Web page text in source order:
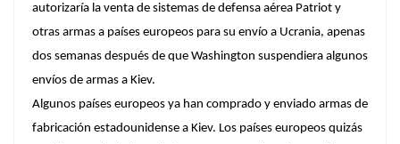
autorizaría la venta de sistemas de defensa aérea Patriot y
otras armas a países europeos para su envío a Ucrania, apenas
dos semanas después de que Washington suspendiera algunos
envíos de armas a Kiev.
Algunos países europeos ya han comprado y enviado armas de
fabricación estadounidense a Kiev. Los países europeos quizás